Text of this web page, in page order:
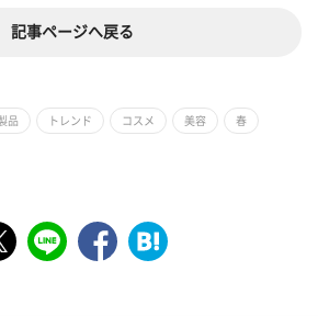
記事ページへ戻る
品 トレンド コスメ 美容 春